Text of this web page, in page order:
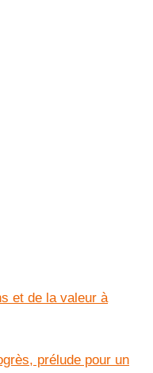
et de la valeur à
prélude pour un